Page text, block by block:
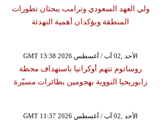
ولي العهد السعودي وترامب يبحثان تطورات
المنطقة ويؤكدان أهمية التهدئة
GMT 13:38 2026 الأحد ,02 آب / أغسطس
روساتوم تتهم أوكرانيا باستهداف محطة
زابوريجيا النووية بهجومين بطائرات مسيّرة
GMT 11:37 2026 الأحد ,02 آب / أغسطس